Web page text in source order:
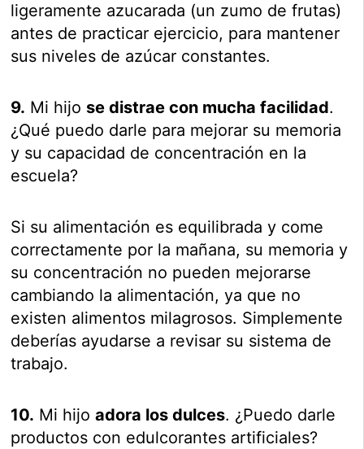
ligeramente azucarada (un zumo de frutas)
antes de practicar ejercicio, para mantener
sus niveles de azúcar constantes.
9. Mi hijo se distrae con mucha facilidad.
¿Qué puedo darle para mejorar su memoria
y su capacidad de concentración en la
escuela?
Si su alimentación es equilibrada y come
correctamente por la mañana, su memoria y
su concentración no pueden mejorarse
cambiando la alimentación, ya que no
existen alimentos milagrosos. Simplemente
deberías ayudarse a revisar su sistema de
trabajo.
10. Mi hijoadora los dulces. ¿Puedo darle
productos con edulcorantes artificiales?